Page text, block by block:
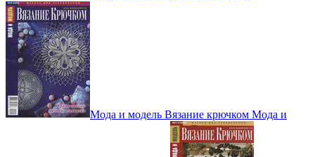
Мода и модель Вязание крючком Мода и